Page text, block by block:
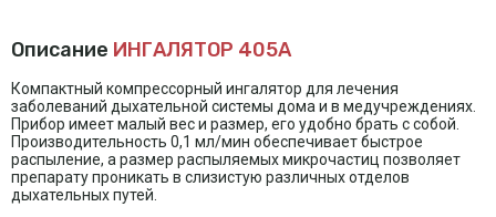
Описание ИНГАЛЯТОР 405A
Компактный компрессорный ингалятор для лечения
заболеваний дыхательной системы дома и в медучреждениях.
Прибор имеет малый вес и размер, его удобно брать с собой.
Производительность 0,1 мл/мин обеспечивает быстрое
распыление, а размер распыляемых микрочастиц позволяет
препарату проникать в слизистую различных отделов
дыхательных путей.